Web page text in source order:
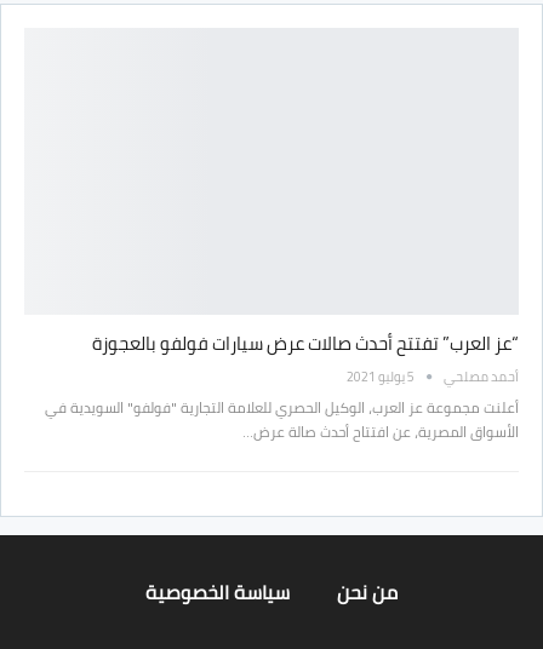
“عز العرب” تفتتح أحدث صالات عرض سيارات فولفو بالعجوزة
أحمد مصلحي 5 يوليو 2021
أعلنت مجموعة عز العرب، الوكيل الحصري للعلامة التجارية "فولفو" السويدية في
الأسواق المصرية، عن افتتاح أحدث صالة عرض…
من نحن سياسة الخصوصية